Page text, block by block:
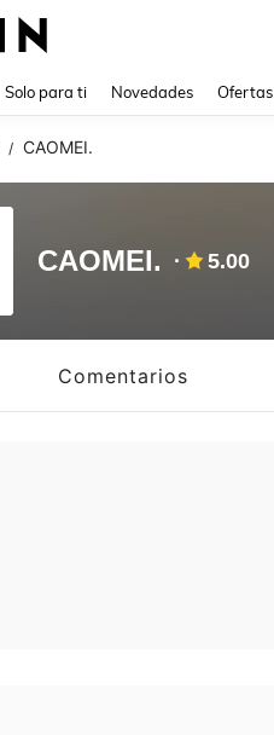
Solo para ti Novedades Ofertas
/ CAOMEI.
CAOMEI. 5.00
Comentarios